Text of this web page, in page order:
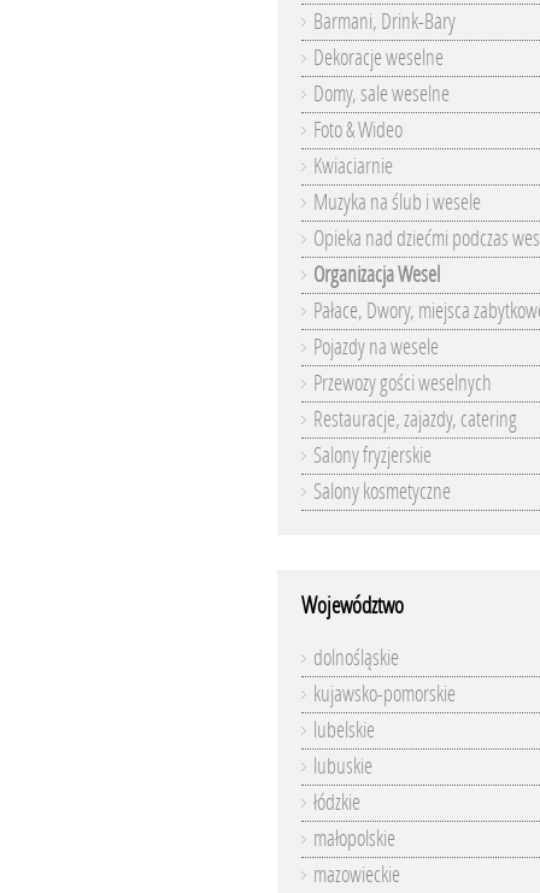
Barmani, Drink-Bary
Dekoracje weselne
Domy, sale weselne
Foto & Wideo
Kwiaciarnie
Muzyka na ślub i wesele
Opieka nad dziećmi podczas
Organizacja Wesel
Pałace, Dwory, miejsca
Pojazdy na wesele
Przewozy gości weselnych
Restauracje, zajazdy, catering
Salony fryzjerskie
Salony kosmetyczne
Województwo
dolnośląskie
kujawsko-pomorskie
lubelskie
lubuskie
łódzkie
małopolskie
mazowieckie